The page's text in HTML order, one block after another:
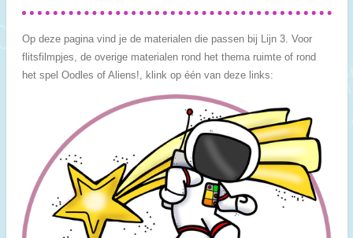
Op deze pagina vind je de materialen die passen bij Lijn 3. Voor
flitsfilmpjes, de overige materialen rond het thema ruimte of rond
het spel Oodles of Aliens!, klink op één van deze links: